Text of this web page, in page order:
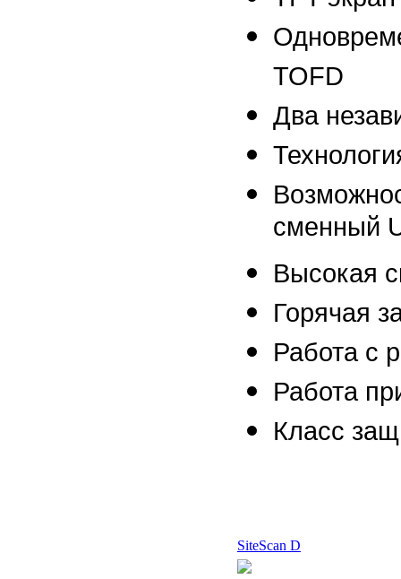
TOFD
Два
сменный
Высокая
Горячая
Работа с
Работа
Класс
SiteScan D